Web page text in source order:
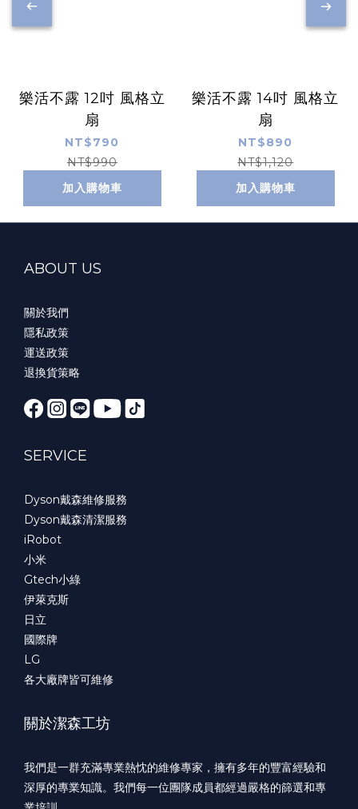
樂活不露 12吋 風格立
扇
NT$790
NT$990
加入購物車
樂活不露 14吋 風格立
扇
NT$890
NT$1,120
加入購物車
ABOUT US
關於我們
隱私政策
運送政策
退換貨策略
SERVICE
Dyson戴森維修服務
Dyson戴森清潔服務
iRobot
小米
Gtech小綠
伊萊克斯
日立
國際牌
LG
各大廠牌皆可維修
關於潔森工坊
我們是一群充滿專業熱忱的維修專家，擁有多年的豐富經驗和
深厚的專業知識。我們每一位團隊成員都經過嚴格的篩選和專